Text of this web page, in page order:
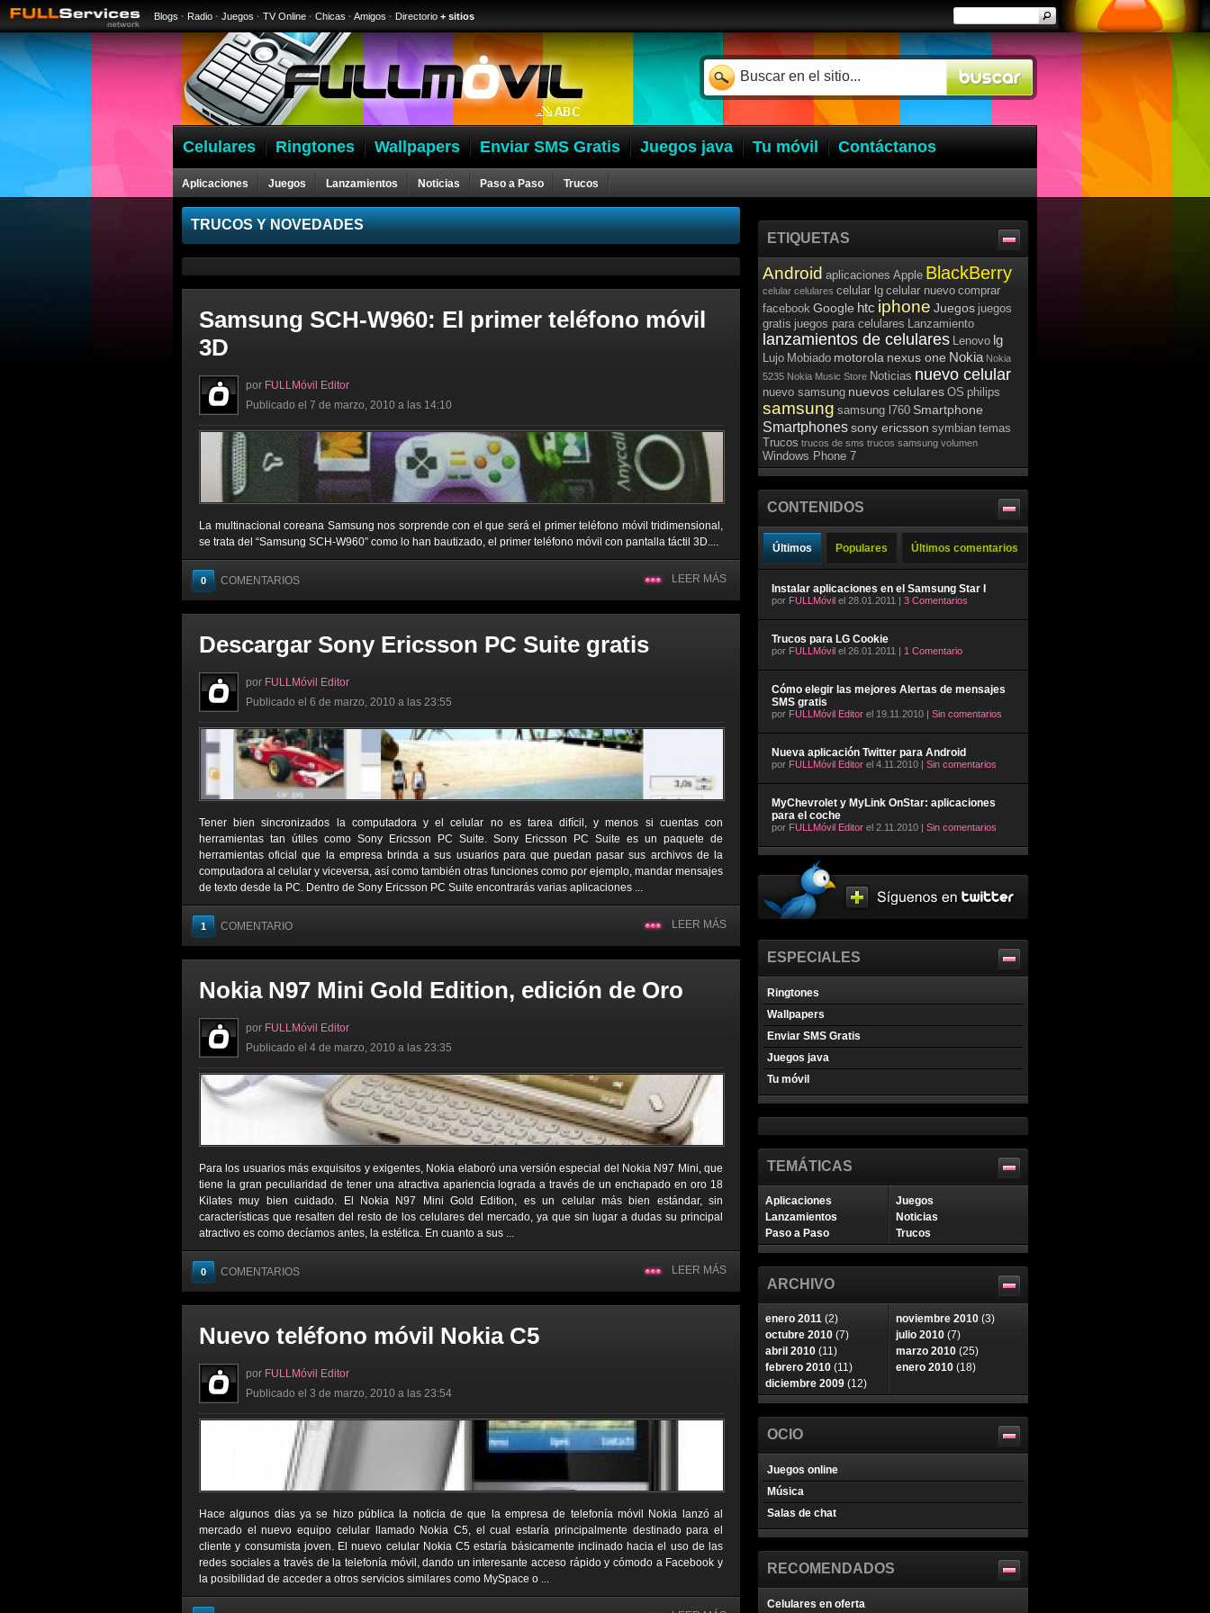
Blogs · Radio · Juegos · TV Online · Chicas · Amigos · Directorio + sitios
Celulares Ringtones Wallpapers Enviar SMS Gratis Juegos java Tu móvil Contáctanos
Aplicaciones Juegos Lanzamientos Noticias Paso a Paso Trucos
Celulares
TRUCOS Y NOVEDADES
Samsung SCH-W960: El primer teléfono móvil
3D
por FULLMóvil Editor
Publicado el 7 de marzo, 2010 a las 14:10
La multinacional coreana Samsung nos sorprende con el que será el primer teléfono móvil tridimensional,
se trata del “Samsung SCH-W960” como lo han bautizado, el primer teléfono móvil con pantalla táctil 3D....
0 COMENTARIOS LEER MÁS
Descargar Sony Ericsson PC Suite gratis
por FULLMóvil Editor
Publicado el 6 de marzo, 2010 a las 23:55
Tener bien sincronizados la computadora y el celular no es tarea difícil, y menos si cuentas con
herramientas tan útiles como Sony Ericsson PC Suite. Sony Ericsson PC Suite es un paquete de
herramientas oficial que la empresa brinda a sus usuarios para que puedan pasar sus archivos de la
computadora al celular y viceversa, así como también otras funciones como por ejemplo, mandar mensajes
de texto desde la PC. Dentro de Sony Ericsson PC Suite encontrarás varias aplicaciones ...
1 COMENTARIO LEER MÁS
Nokia N97 Mini Gold Edition, edición de Oro
por FULLMóvil Editor
Publicado el 4 de marzo, 2010 a las 23:35
Para los usuarios más exquisitos y exigentes, Nokia elaboró una versión especial del Nokia N97 Mini, que
tiene la gran peculiaridad de tener una atractiva apariencia lograda a través de un enchapado en oro 18
Kilates muy bien cuidado. El Nokia N97 Mini Gold Edition, es un celular más bien estándar, sin
características que resalten del resto de los celulares del mercado, ya que sin lugar a dudas su principal
atractivo es como decíamos antes, la estética. En cuanto a sus ...
0 COMENTARIOS LEER MÁS
Nuevo teléfono móvil Nokia C5
por FULLMóvil Editor
Publicado el 3 de marzo, 2010 a las 23:54
Hace algunos días ya se hizo pública la noticia de que la empresa de telefonía móvil Nokia lanzó al
mercado el nuevo equipo celular llamado Nokia C5, el cual estaría principalmente destinado para el
cliente y consumista joven. El nuevo celular Nokia C5 estaría básicamente inclinado hacia el uso de las
redes sociales a través de la telefonía móvil, dando un interesante acceso rápido y cómodo a Facebook y
la posibilidad de acceder a otros servicios similares como MySpace o ...
ETIQUETAS
Android aplicaciones Apple BlackBerry
celular celulares celular lg celular nuevo comprar
facebook Google htc iphone Juegos juegos
gratis juegos para celulares Lanzamiento
lanzamientos de celulares Lenovo lg
Lujo Mobiado motorola nexus one Nokia Nokia
5235 Nokia Music Store Noticias nuevo celular
nuevo samsung nuevos celulares OS philips
samsung samsung l760 Smartphone
Smartphonessony ericsson symbian temas
Trucos trucos de sms trucos samsung volumen
Windows Phone 7
CONTENIDOS
Últimos Populares Últimos comentarios
Instalar aplicaciones en el Samsung Star I
por FULLMóvil el 28.01.2011 | 3 Comentarios
Trucos para LG Cookie
por FULLMóvil el 26.01.2011 | 1 Comentario
Cómo elegir las mejores Alertas de mensajes
SMS gratis
por FULLMóvil Editor el 19.11.2010 | Sin comentarios
Nueva aplicación Twitter para Android
por FULLMóvil Editor el 4.11.2010 | Sin comentarios
MyChevrolet y MyLink OnStar: aplicaciones
para el coche
por FULLMóvil Editor el 2.11.2010 | Sin comentarios
ESPECIALES
Ringtones
Wallpapers
Enviar SMS Gratis
Juegos java
Tu móvil
TEMÁTICAS
Aplicaciones
Juegos
Lanzamientos
Noticias
Paso a Paso
Trucos
ARCHIVO
enero 2011 (2) noviembre 2010 (3)
octubre 2010 (7) julio 2010 (7)
abril 2010 (11) marzo 2010 (25)
febrero 2010 (11) enero 2010 (18)
diciembre 2009 (12)
OCIO
Juegos online
Música
Salas de chat
RECOMENDADOS
Celulares en oferta